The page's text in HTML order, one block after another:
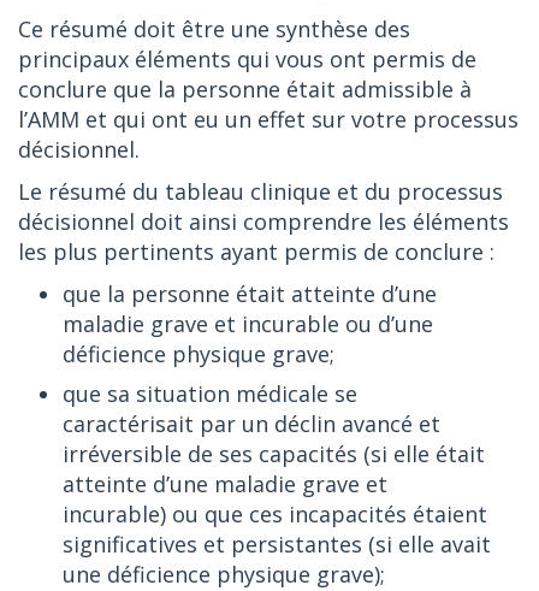
Ce résumé doit être une synthèse des
principaux éléments qui vous ont permis de
conclure que la personne était admissible à
l’AMM et qui ont eu un effet sur votre processus
décisionnel.
Le résumé du tableau clinique et du processus
décisionnel doit ainsi comprendre les éléments
les plus pertinents ayant permis de conclure :
que la personne était atteinte d’une
maladie grave et incurable ou d’une
déficience physique grave;
que sa situation médicale se
caractérisait par un déclin avancé et
irréversible de ses capacités (si elle était
atteinte d’une maladie grave et
incurable) ou que ces incapacités étaient
significatives et persistantes (si elle avait
une déficience physique grave);